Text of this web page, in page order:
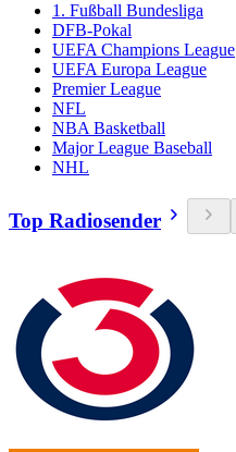
1. Fußball Bundesliga
DFB-Pokal
UEFA Champions League
UEFA Europa League
Premier League
NFL
NBA Basketball
Major League Baseball
NHL
Top Radiosender